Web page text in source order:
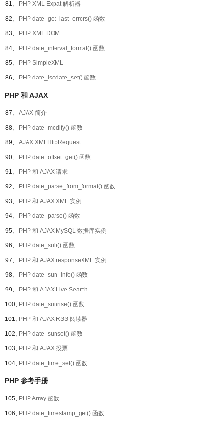
81、 PHP XML Expat 解析器
82、 PHP date_get_last_errors() 函数
83、 PHP XML DOM
84、 PHP date_interval_format() 函数
85、 PHP SimpleXML
86、 PHP date_isodate_set() 函数
PHP 和 AJAX
87、 AJAX 简介
88、 PHP date_modify() 函数
89、 AJAX XMLHttpRequest
90、 PHP date_offset_get() 函数
91、 PHP 和 AJAX 请求
92、 PHP date_parse_from_format() 函数
93、 PHP 和 AJAX XML 实例
94、 PHP date_parse() 函数
95、 PHP 和 AJAX MySQL 数据库实例
96、 PHP date_sub() 函数
97、 PHP 和 AJAX responseXML 实例
98、 PHP date_sun_info() 函数
99、 PHP 和 AJAX Live Search
100、PHP date_sunrise() 函数
101、PHP 和 AJAX RSS 阅读器
102、PHP date_sunset() 函数
103、PHP 和 AJAX 投票
104、PHP date_time_set() 函数
PHP 参考手册
105、PHP Array 函数
106、PHP date_timestamp_get() 函数